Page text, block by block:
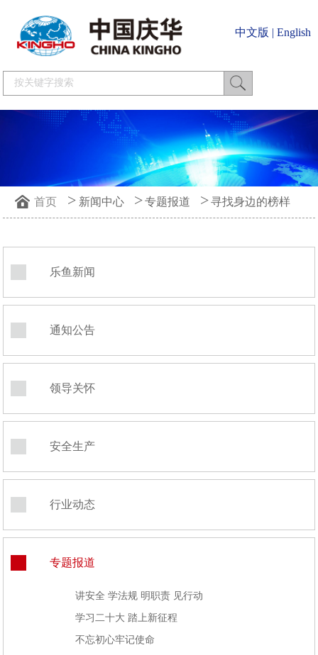
中文版 | English
首页 > 新闻中心 > 专题报道 > 寻找身边的榜样
乐鱼新闻
通知公告
领导关怀
安全生产
行业动态
专题报道
讲安全 学法规 明职责 见行动
学习二十大 踏上新征程
不忘初心牢记使命